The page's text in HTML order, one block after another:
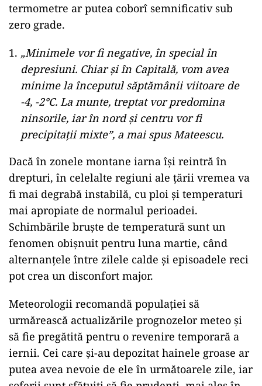
termometre ar putea coborî semnificativ sub
zero grade.
„Minimele vor fi negative, în special în
depresiuni. Chiar și în Capitală, vom avea
minime la începutul săptămânii viitoare de
-4, -2°C. La munte, treptat vor predomina
ninsorile, iar în nord și centru vor fi
precipitații mixte”, a mai spus Mateescu.
Dacă în zonele montane iarna își reintră în
drepturi, în celelalte regiuni ale țării vremea va
fi mai degrabă instabilă, cu ploi și temperaturi
mai apropiate de normalul perioadei.
Schimbările bruște de temperatură sunt un
fenomen obișnuit pentru luna martie, când
alternanțele între zilele calde și episoadele reci
pot crea un disconfort major.
Meteorologii recomandă populației să
urmărească actualizările prognozelor meteo și
să fie pregătită pentru o revenire temporară a
iernii. Cei care și-au depozitat hainele groase ar
putea avea nevoie de ele în următoarele zile, iar